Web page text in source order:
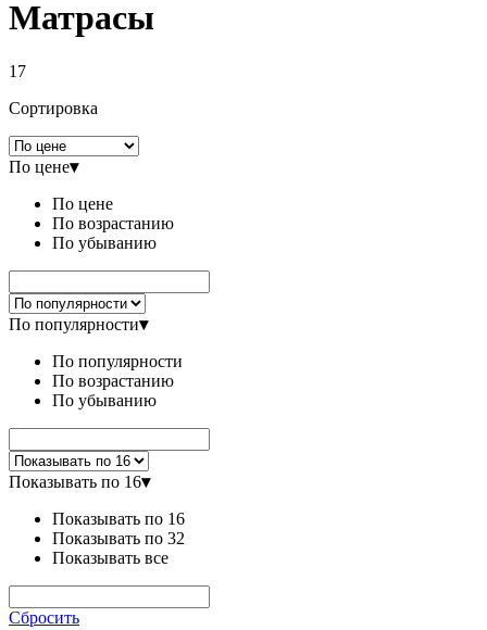
Матрасы
17
Сортировка
По цене▾
По цене
По возрастанию
По убыванию
По популярности▾
По популярности
По возрастанию
По убыванию
Показывать по 16▾
Показывать по 16
Показывать по 32
Показывать все
Сбросить